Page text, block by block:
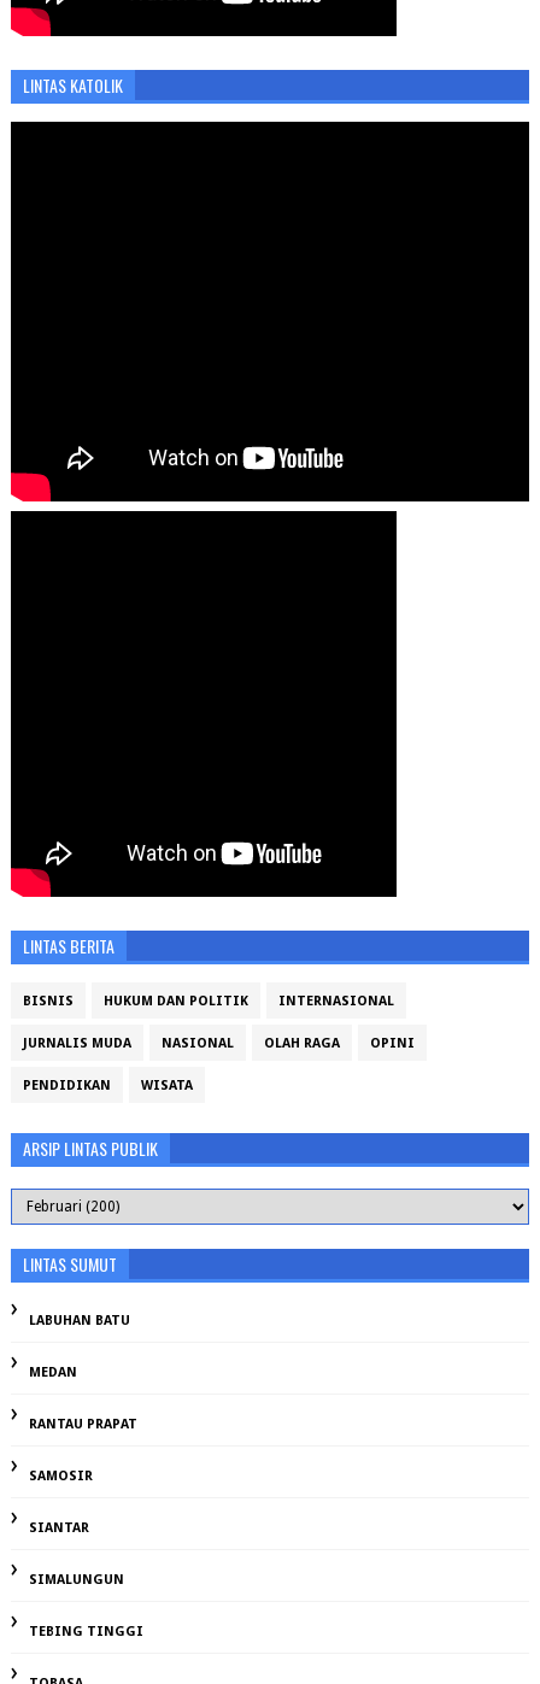
LINTAS KATOLIK
LINTAS BERITA
BISNIS HUKUM DAN POLITIK INTERNASIONAL
JURNALIS MUDA NASIONAL OLAH RAGA OPINI
PENDIDIKAN WISATA
ARSIP LINTAS PUBLIK
LINTAS SUMUT
LABUHAN BATU
MEDAN
RANTAU PRAPAT
SAMOSIR
SIANTAR
SIMALUNGUN
TEBING TINGGI